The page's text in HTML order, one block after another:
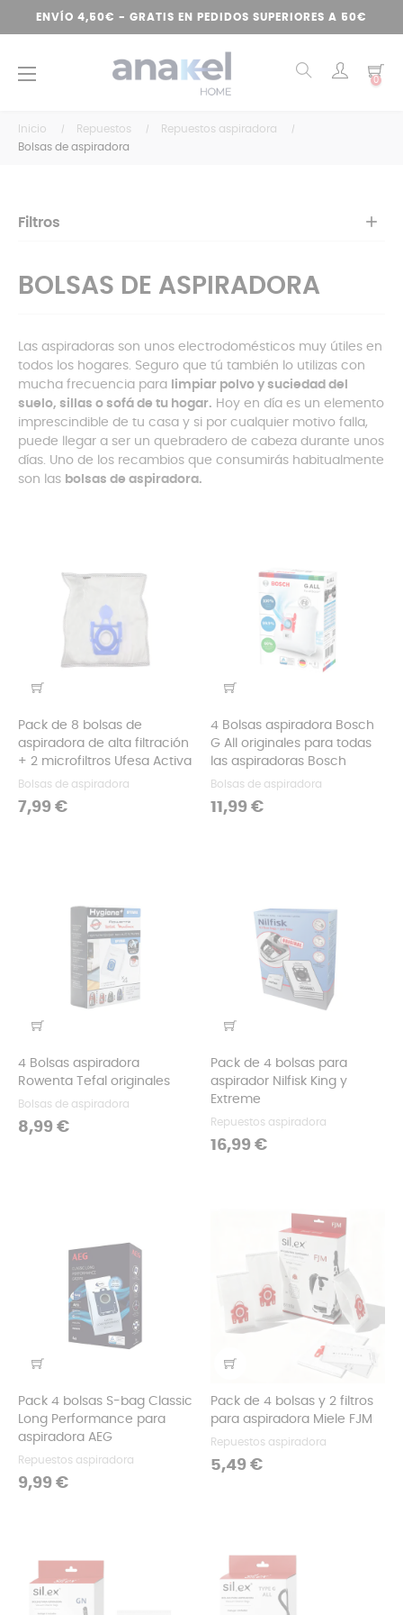
ENVÍO 4,50€ - GRATIS EN PEDIDOS SUPERIORES A 50€
Navegación
☰ 0
Inicio Repuestos
Repuestos aspiradora
Bolsas de aspiradora
Filtros
BOLSAS DE ASPIRADORA
Las aspiradoras son unos electrodomésticos muy útiles en
todos los hogares. Seguro que tú también lo utilizas con
mucha frecuencia para
limpiar polvo y suciedad del
suelo, sillas o sofá de tu hogar. Hoy en día es un elemento
imprescindible de tu casa y si por cualquier motivo falla,
puede llegar a ser un quebradero de cabeza durante unos
días. Uno de los recambios que consumirás habitualmente
son las bolsas de aspiradora.
Pack de 8 bolsas de
aspiradora de alta filtración
+ 2 microfiltros Ufesa Activa
Bolsas de aspiradora
Precio
7,99 €
4 Bolsas aspiradora Bosch
G All originales para todas
las aspiradoras Bosch
Bolsas de aspiradora
Precio
11,99 €
4 Bolsas aspiradora
Rowenta Tefal originales
Bolsas de aspiradora
Precio
8,99 €
Pack de 4 bolsas para
aspirador Nilfisk King y
Extreme
Repuestos aspiradora
Precio
16,99 €
Pack 4 bolsas S-bag Classic
Long Performance para
aspiradora AEG
Repuestos aspiradora
Precio
9,99 €
Pack de 4 bolsas y 2 filtros
para aspiradora Miele FJM
Repuestos aspiradora
Precio
5,49 €